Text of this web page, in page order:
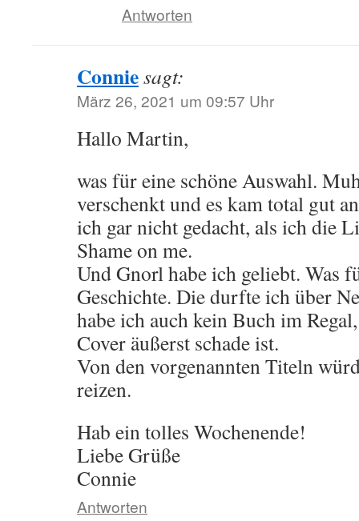
Antworten
Conniesagt:
März 26, 2021 um 09:57 Uhr
Hallo Martin,
was für eine schöne Auswahl.
verschenkt und es kam total gut
ich gar nicht gedacht, als ich die
Shame on me.
Und Gnorl habe ich geliebt. Was
Geschichte. Die durfte ich über
habe ich auch kein Buch im
Cover äußerst schade ist.
Von den vorgenannten Titeln
reizen.
Hab ein tolles Wochenende!
Liebe Grüße
Connie
Antworten